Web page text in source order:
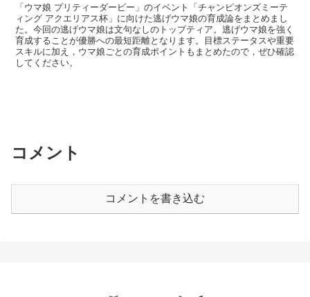
「ウマ娘 プリティーダービー」のイベント「チャンピオンズミーテ
ィング アクエリアス杯」に向けた逃げウマ娘の育成論をまとめまし
た。今回の逃げウマ娘は文句なしのトップティア。逃げウマ娘を強く
育成することが優勝への最短距離となります。目標ステータスや重要
スキルに加え，ウマ娘ごとの育成ポイントもまとめたので，ぜひ確認
してください。
コメント
コメントを書き込む